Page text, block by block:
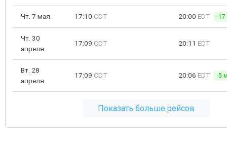
Чт. 7 мая 17:10 CDT 20:00 EDT -
Чт. 30
апреля
17:09 CDT 20:11 EDT
Вт. 28
апреля
17:09 CDT 20:06 EDT -5
Показать больше рейсов